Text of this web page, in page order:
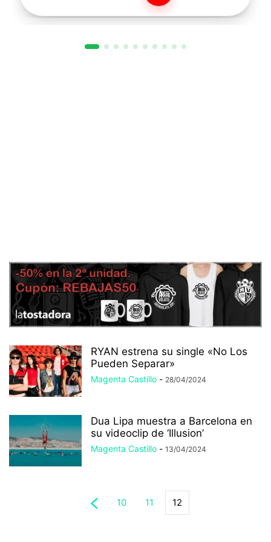
RYAN estrena su single «No Los
Pueden Separar»
Magenta Castillo - 28/04/2024
Dua Lipa muestra a Barcelona en
su videoclip de ‘Illusion’
Magenta Castillo - 13/04/2024
10 11 12